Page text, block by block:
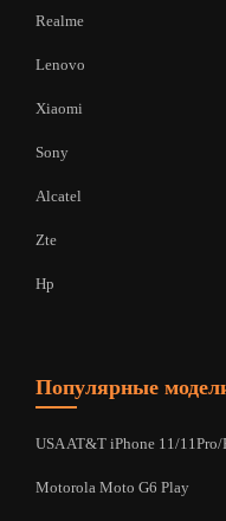
Realme
Lenovo
Xiaomi
Sony
Alcatel
Zte
Hp
Популярные
USA AT&T iPhone 11/11Pro/
Motorola Moto G6 Play